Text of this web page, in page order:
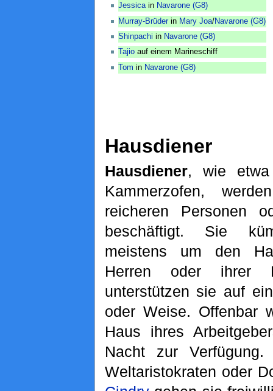
Jessicain Navarone (G8)
Murray-Brüderin Mary Joa/Navarone (G8)
Shinpachi in Navarone (G8)
Tajioauf einem Marineschiff
Tom in Navarone (G8)
Hausdiener
Hausdiener, wie etwa
Kammerzofen,
reicheren Personen
beschäftigt. Sie
meistens um den
Herren oder ihrer
unterstützen sie auf
oder Weise. Offenbar
Haus ihres
Nacht zur
Weltaristokraten oder